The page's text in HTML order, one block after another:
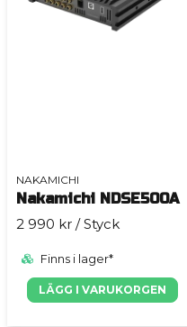
NAKAMICHI
Nakamichi NDSE500A
2 990 kr / Styck
Finns i lager*
LÄGG I VARUKORGEN